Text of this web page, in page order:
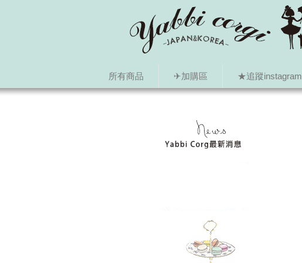
所有商品 ✈加購區 ★追蹤instagram